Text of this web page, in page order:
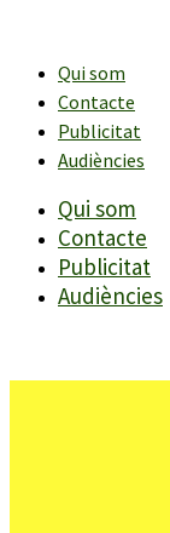
contingutQui som
Contacte
Publicitat
Audiències
Qui som
Contacte
Publicitat
Audiències